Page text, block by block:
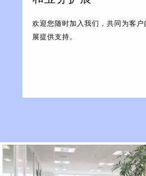
欢迎您随时加入我们，共同为客
展提供支持。